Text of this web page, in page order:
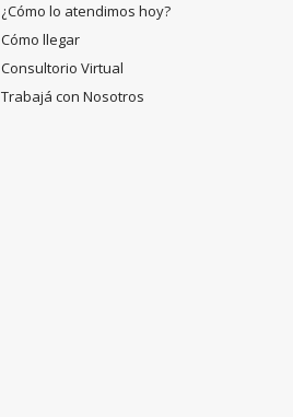
¿Cómo lo atendimos hoy?
Cómo llegar
Consultorio Virtual
Trabajá con Nosotros